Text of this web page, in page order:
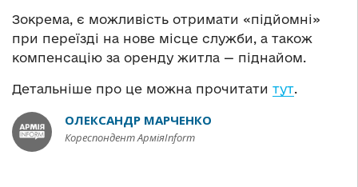
Зокрема, є можливість отримати «підйомні»
при переїзді на нове місце служби, а також
компенсацію за оренду житла — піднайом.
Детальніше про це можна прочитати тут.
ОЛЕКСАНДР МАРЧЕНКО
Кореспондент АрміяInform